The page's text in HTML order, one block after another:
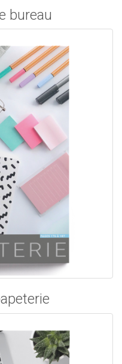
bureau